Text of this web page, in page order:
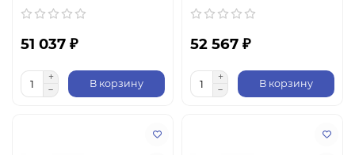
51 037 ₽
В корзину
52 567 ₽
В корзину